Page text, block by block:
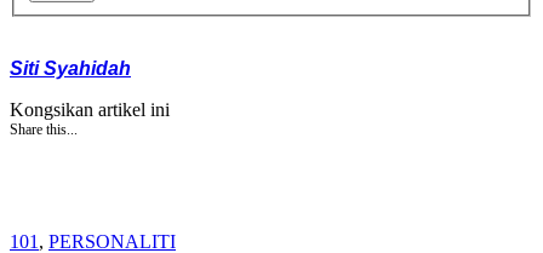
Siti Syahidah
Kongsikan artikel ini
Share this...
101 , PERSONALITI